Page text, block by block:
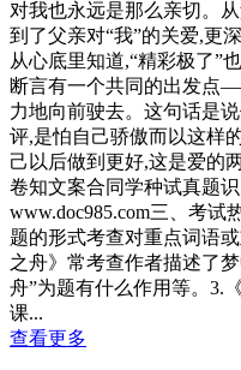
对我也永远是那么亲切。
到了父亲对“我”的关爱,更
从心底里知道,“精彩极了”
断言有一个共同的出发点
力地向前驶去。这句话是
评,是怕自己骄傲而以这样
己以后做到更好,这是爱的
卷知文案合同学种试真题
www.doc985.com三、考试
题的形式考查对重点词语
之舟》常考查作者描述了
舟”为题有什么作用等。3.
课...
查看更多